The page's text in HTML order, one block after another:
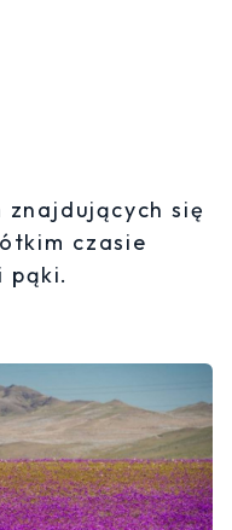
się
czasie
pąki.